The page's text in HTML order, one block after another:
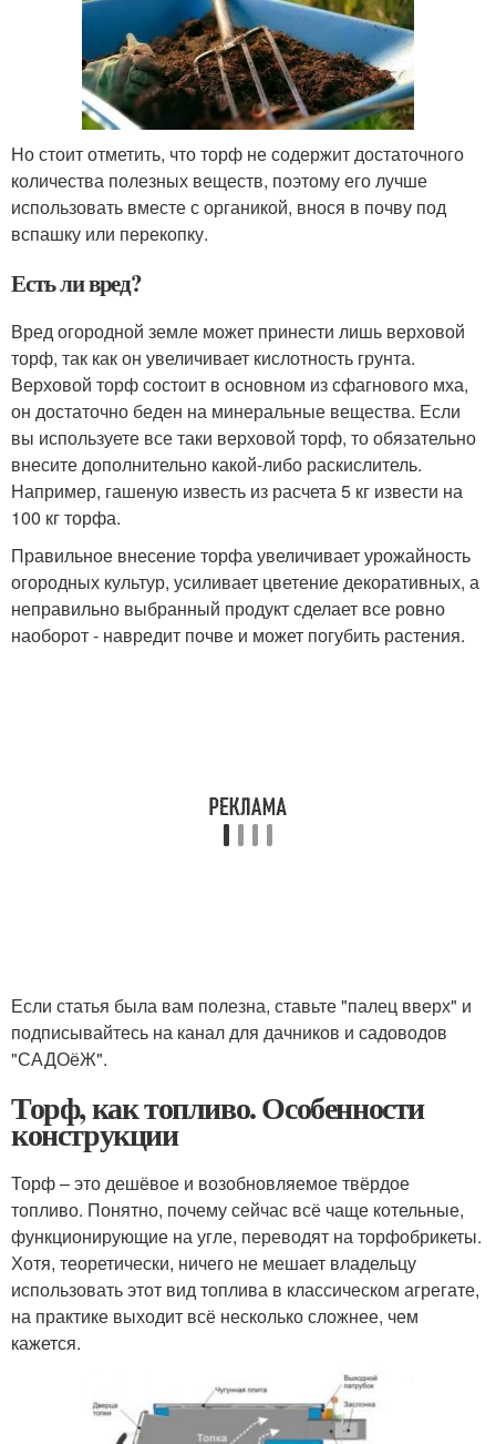
Но стоит отметить, что торф не содержит достаточного
количества полезных веществ, поэтому его лучше
использовать вместе с органикой, внося в почву под
вспашку или перекопку.
Есть ли вред?
Вред огородной земле может принести лишь верховой
торф, так как он увеличивает кислотность грунта.
Верховой торф состоит в основном из сфагнового мха,
он достаточно беден на минеральные вещества. Если
вы используете все таки верховой торф, то обязательно
внесите дополнительно какой-либо раскислитель.
Например, гашеную известь из расчета 5 кг извести на
100 кг торфа.
Правильное внесение торфа увеличивает урожайность
огородных культур, усиливает цветение декоративных, а
неправильно выбранный продукт сделает все ровно
наоборот - навредит почве и может погубить растения.
Если статья была вам полезна, ставьте "палец вверх" и
подписывайтесь на канал для дачников и садоводов
"САДОёЖ".
Торф, как топливо. Особенности
конструкции
Торф – это дешёвое и возобновляемое твёрдое
топливо. Понятно, почему сейчас всё чаще котельные,
функционирующие на угле, переводят на торфобрикеты.
Хотя, теоретически, ничего не мешает владельцу
использовать этот вид топлива в классическом агрегате,
на практике выходит всё несколько сложнее, чем
кажется.